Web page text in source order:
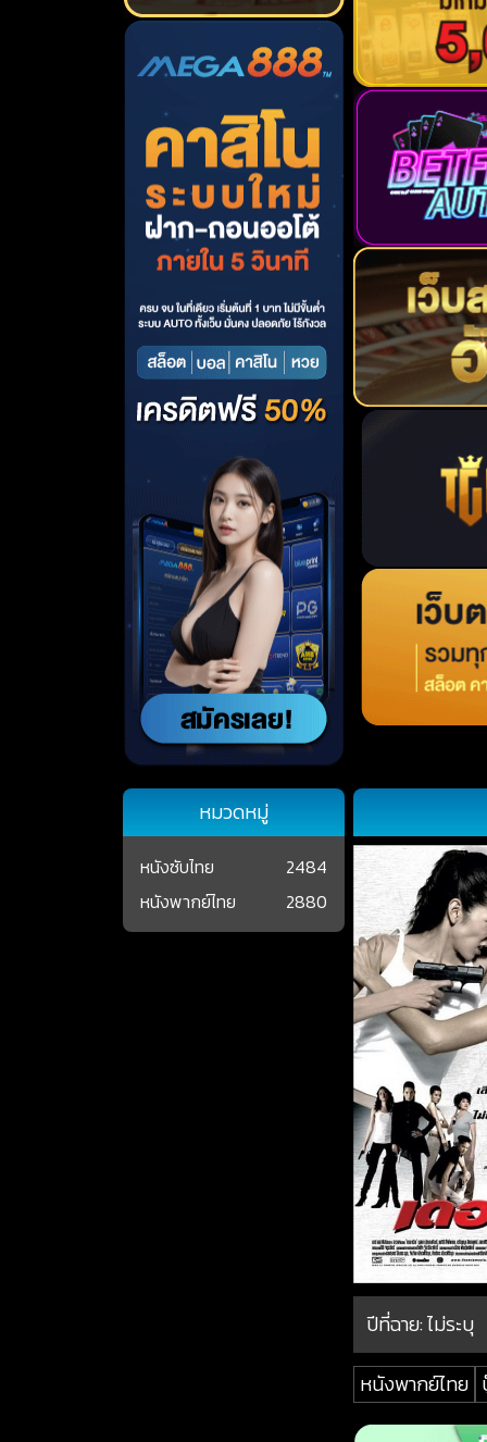
ปีที่ฉาย:ไม่ระบุ
หนังพากย์ไทย
หมวดหมู่
หนังซับไทย
2484
หนังพากย์ไทย
2880